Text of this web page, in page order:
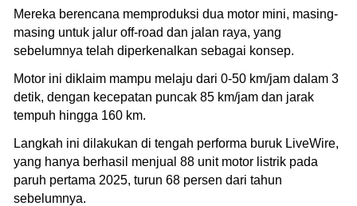
Mereka berencana memproduksi dua motor mini, masing-
masing untuk jalur off-road dan jalan raya, yang
sebelumnya telah diperkenalkan sebagai konsep.
Motor ini diklaim mampu melaju dari 0-50 km/jam dalam 3
detik, dengan kecepatan puncak 85 km/jam dan jarak
tempuh hingga 160 km.
Langkah ini dilakukan di tengah performa buruk LiveWire,
yang hanya berhasil menjual 88 unit motor listrik pada
paruh pertama 2025, turun 68 persen dari tahun
sebelumnya.